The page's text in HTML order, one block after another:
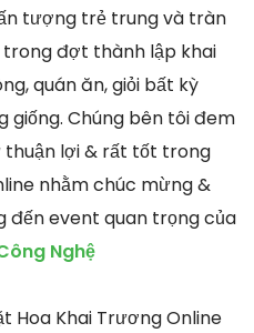
tượng trẻ trung và tràn
đợt thành lập khai
quán ăn, giỏi bất kỳ
giống. Chúng bên tôi đem
thuận lợi & rất tốt trong
nhằm chúc mừng &
đến event quan trọng của
Nghệ
Hoa Khai Trương Online